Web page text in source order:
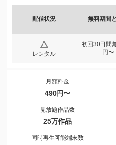
配信状況 無料期間
レンタル
初回30日間
円〜
月額料金
490円〜
見放題作品数
25万作品
同時再生可能端末数